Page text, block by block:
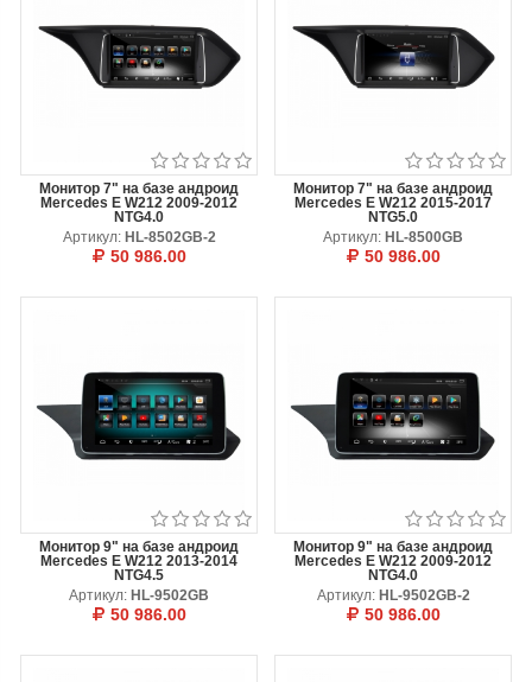
Монитор 7" на базе андроид
Mercedes E W212 2009-2012
NTG4.0
Артикул: HL-8502GB-2
50 986.00
Монитор 7" на базе андроид
Mercedes E W212 2015-2017
NTG5.0
Артикул: HL-8500GB
50 986.00
Монитор 9" на базе андроид
Mercedes E W212 2013-2014
NTG4.5
Артикул: HL-9502GB
50 986.00
Монитор 9" на базе андроид
Mercedes E W212 2009-2012
NTG4.0
Артикул: HL-9502GB-2
50 986.00